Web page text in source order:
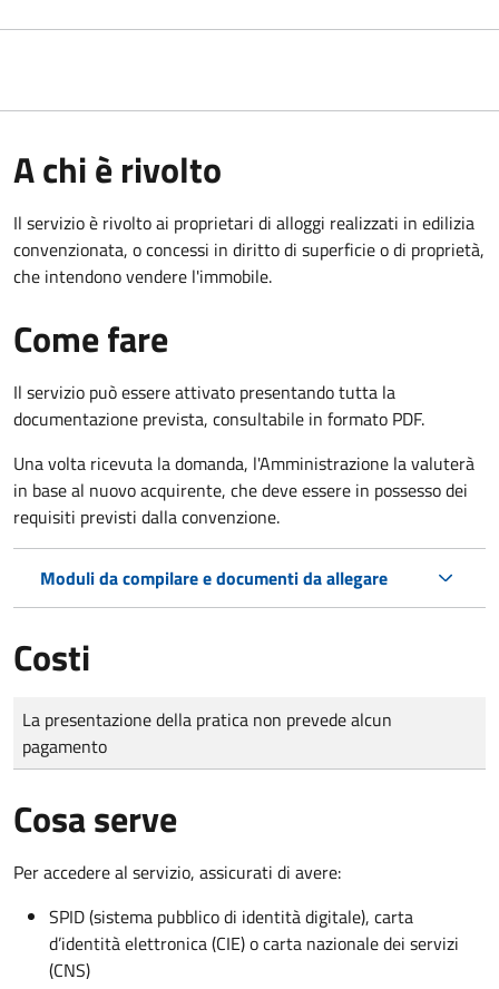
A chi è rivolto
Il servizio è rivolto ai proprietari di alloggi realizzati in edilizia
convenzionata, o concessi in diritto di superficie o di proprietà,
che intendono vendere l'immobile.
Come fare
Il servizio può essere attivato presentando tutta la
documentazione prevista, consultabile in formato PDF.
Una volta ricevuta la domanda, l'Amministrazione la valuterà
in base al nuovo acquirente, che deve essere in possesso dei
requisiti previsti dalla convenzione.
Moduli da compilare e documenti da allegare
Costi
Tipo di pagamento
Importo
La presentazione della pratica non prevede alcun
pagamento
Cosa serve
Per accedere al servizio, assicurati di avere:
SPID (sistema pubblico di identità digitale), carta
d’identità elettronica (CIE) o carta nazionale dei servizi
(CNS)